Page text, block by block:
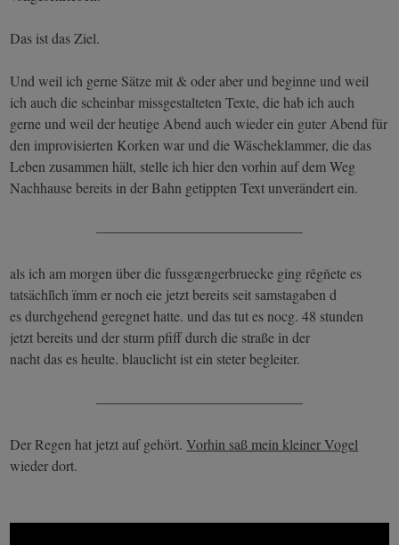
Das ist das Ziel.
Und weil ich gerne Sätze mit & oder aber und beginne und weil
ich auch die scheinbar missgestalteten Texte, die hab ich auch
gerne und weil der heutige Abend auch wieder ein guter Abend für
den improvisierten Korken war und die Wäscheklammer, die das
Leben zusammen hält, stelle ich hier den vorhin auf dem Weg
Nachhause bereits in der Bahn getippten Text unverändert ein.
——————————————–
als ich am morgen über die fussgængerbruecke ging rêgňete es
tatsächľich ïmm er noch eie jetzt bereits seit samstagaben d
es durchgehend geregnet hatte. und das tut es nocg. 48 stunden
jetzt bereits und der sturm pfiff durch die straße in der
nacht das es heulte. blauclicht ist ein steter begleiter.
——————————————–
Der Regen hat jetzt auf gehört.Vorhin saß mein kleiner Vogel
wieder dort.